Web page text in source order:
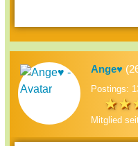
Ange♥
Postings:
Mitglied